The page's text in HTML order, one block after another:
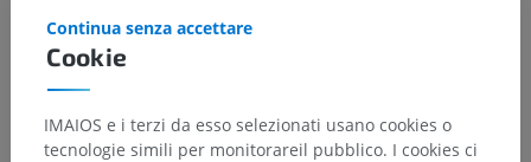
Cookie
Continua senza accettare
IMAIOS e i terzi da esso selezionati usano cookies o
tecnologie simili per monitorareil pubblico. I cookies ci